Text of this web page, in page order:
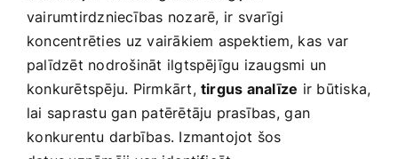
vairumtirdzniecības ‌nozarē, ⁢ir svarīgi
koncentrēties ⁢uz ‌vairākiem aspektiem, kas ⁤var
palīdzēt nodrošināt ‍ilgtspējīgu izaugsmi un‌
konkurētspēju. Pirmkārt,tirgus analīze ir būtiska,
lai saprastu gan patērētāju prasības, ⁤gan
⁤konkurentu darbības. Izmantojot šos